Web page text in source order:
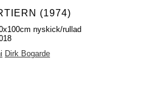
(1974)
nyskick/rullad
Dirk Bogarde